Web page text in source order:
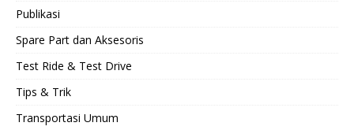
Publikasi
Spare Part dan Aksesoris
Test Ride & Test Drive
Tips & Trik
Transportasi Umum